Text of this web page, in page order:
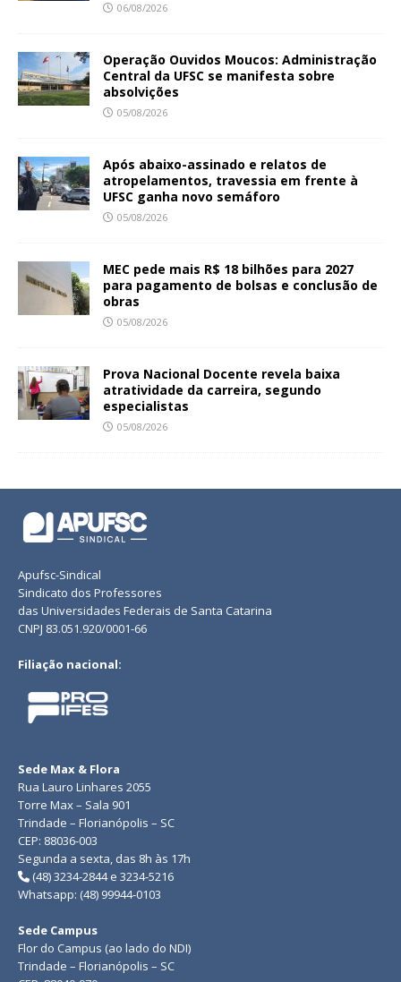
06/08/2026
Operação Ouvidos Moucos: Administração
Central da UFSC se manifesta sobre
absolvições
05/08/2026
Após abaixo-assinado e relatos de
atropelamentos, travessia em frente à
UFSC ganha novo semáforo
05/08/2026
MEC pede mais R$ 18 bilhões para 2027
para pagamento de bolsas e conclusão de
obras
05/08/2026
Prova Nacional Docente revela baixa
atratividade da carreira, segundo
especialistas
05/08/2026
Apufsc-Sindical
Sindicato dos Professores
das Universidades Federais de Santa Catarina
CNPJ 83.051.920/0001-66
Filiação nacional:
Sede Max & Flora
Rua Lauro Linhares 2055
Torre Max – Sala 901
Trindade – Florianópolis – SC
CEP: 88036-003
Segunda a sexta, das 8h às 17h
(48) 3234-2844 e 3234-5216
Whatsapp: (48) 99944-0103
Sede Campus
Flor do Campus (ao lado do NDI)
Trindade – Florianópolis – SC